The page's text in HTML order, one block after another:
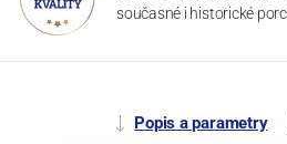
současné i historické
Popis a parametry